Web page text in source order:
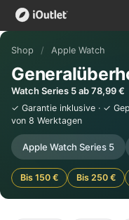
Shop / Apple Watch
Watch Series 5 ab 78,99 €
✓ Garantie inklusive · ✓
von 8 Werktagen
Apple Watch Series 5
Bis 150 € Bis 250 €